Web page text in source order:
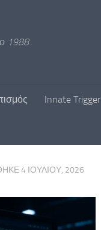
1988..
Innate Trigger
4 ΙΟΥΛΊΟΥ, 2026